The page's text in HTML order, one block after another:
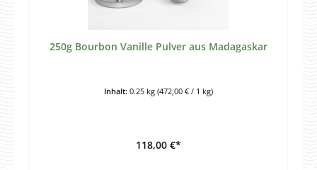
250g Bourbon Vanille Pulver aus Madagaskar
Inhalt: 0.25 kg (472,00 € / 1 kg)
118,00 €*